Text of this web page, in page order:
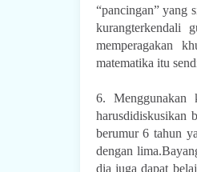
“pancingan” yang
kurangterkendali
memperagakan
matematika itu
6. Menggunakan
harusdidiskusikan
berumur 6 tahun
dengan
dia juga dapat